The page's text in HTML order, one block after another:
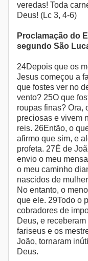
veredas! Toda
Deus! (Lc 3, 4-6)
Proclamação do
segundo São
24Depois que os
Jesus começou a
que fostes ver no
vento? 25O que
roupas finas? Ora,
preciosas e vivem
reis. 26Então, o
afirmo que sim, e
profeta. 27É de
envio o meu
o meu caminho
nascidos de
No entanto, o
que ele. 29Todo o
cobradores de
Deus, e
fariseus e os
João, tornaram
Deus.